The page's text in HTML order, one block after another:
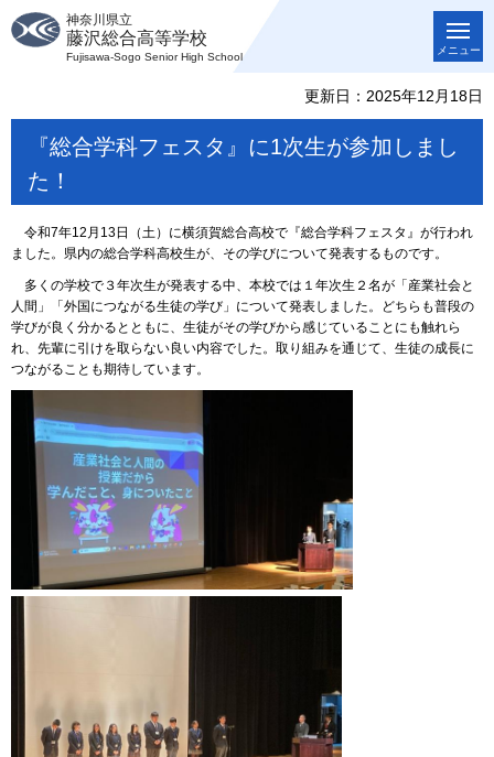
神奈川県立
藤沢総合高等学校
Fujisawa-Sogo Senior High School
メニュー
更新日：2025年12月18日
『総合学科フェスタ』に1次生が参加しまし
た！
令和7年12月13日（土）に横須賀総合高校で『総合学科フェスタ』が行われ
ました。県内の総合学科高校生が、その学びについて発表するものです。
多くの学校で３年次生が発表する中、本校では１年次生２名が「産業社会と
人間」「外国につながる生徒の学び」について発表しました。どちらも普段の
学びが良く分かるとともに、生徒がその学びから感じていることにも触れら
れ、先輩に引けを取らない良い内容でした。取り組みを通じて、生徒の成長に
つながることも期待しています。